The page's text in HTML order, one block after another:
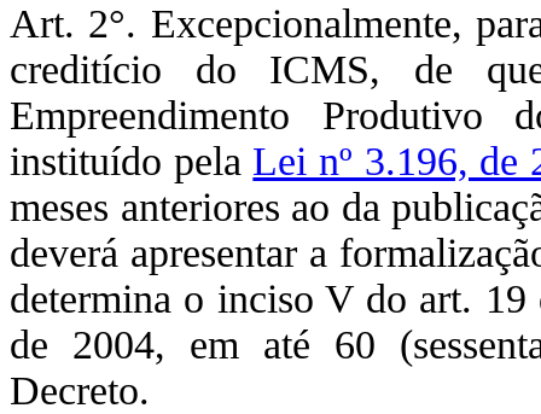
Art. 2°. Excepcionalmente,
creditício do ICMS, de
Empreendimento
instituído pela Lei nº 3.196, de
meses anteriores ao da
deverá apresentar a
determina o inciso V do art. 19
de 2004, em até 60
Decreto.